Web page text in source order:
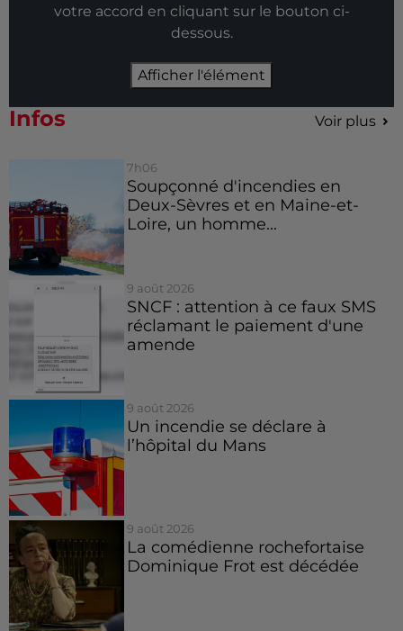
votre accord en cliquant sur le bouton ci-
dessous.
Afficher l'élément
Infos Voir plus
7h06
Soupçonné d'incendies en
Deux-Sèvres et en Maine-et-
Loire, un homme...
9 août 2026
SNCF : attention à ce faux SMS
réclamant le paiement d'une
amende
9 août 2026
Un incendie se déclare à
l’hôpital du Mans
9 août 2026
La comédienne rochefortaise
Dominique Frot est décédée